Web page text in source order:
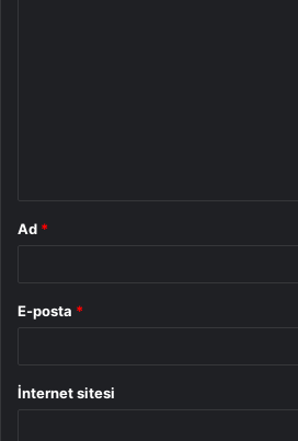
Ad *
E-posta *
İnternet sitesi